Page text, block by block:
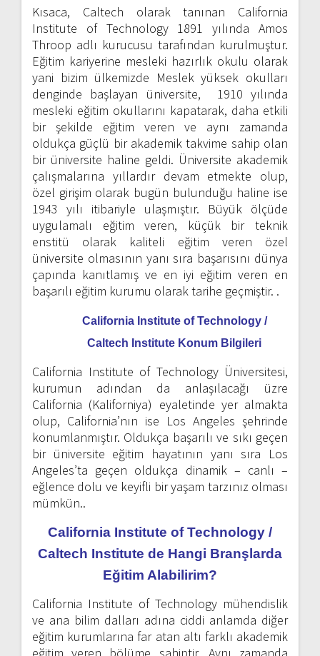
Kısaca, Caltech olarak tanınan California
Institute of Technology 1891 yılında Amos
Throop adlı kurucusu tarafından kurulmuştur.
Eğitim kariyerine mesleki hazırlık okulu olarak
yani bizim ülkemizde Meslek yüksek okulları
denginde başlayan üniversite, 1910 yılında
mesleki eğitim okullarını kapatarak, daha etkili
bir şekilde eğitim veren ve aynı zamanda
oldukça güçlü bir akademik takvime sahip olan
bir üniversite haline geldi. Üniversite akademik
çalışmalarına yıllardır devam etmekte olup,
özel girişim olarak bugün bulunduğu haline ise
1943 yılı itibariyle ulaşmıştır. Büyük ölçüde
uygulamalı eğitim veren, küçük bir teknik
enstitü olarak kaliteli eğitim veren özel
üniversite olmasının yanı sıra başarısını dünya
çapında kanıtlamış ve en iyi eğitim veren en
başarılı eğitim kurumu olarak tarihe geçmiştir. .
California Institute of Technology /
Caltech Institute Konum Bilgileri
California Institute of Technology Üniversitesi,
kurumun adından da anlaşılacağı üzre
California (Kaliforniya) eyaletinde yer almakta
olup, California’nın ise Los Angeles şehrinde
konumlanmıştır. Oldukça başarılı ve sıkı geçen
bir üniversite eğitim hayatının yanı sıra Los
Angeles’ta geçen oldukça dinamik – canlı –
eğlence dolu ve keyifli bir yaşam tarzınız olması
mümkün..
California Institute of Technology /
Caltech Institute de Hangi Branşlarda
Eğitim Alabilirim?
California Institute of Technology mühendislik
ve ana bilim dalları adına ciddi anlamda diğer
eğitim kurumlarına far atan altı farklı akademik